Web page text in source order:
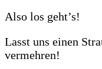
Also los geht’s!
Lasst uns einen
vermehren!